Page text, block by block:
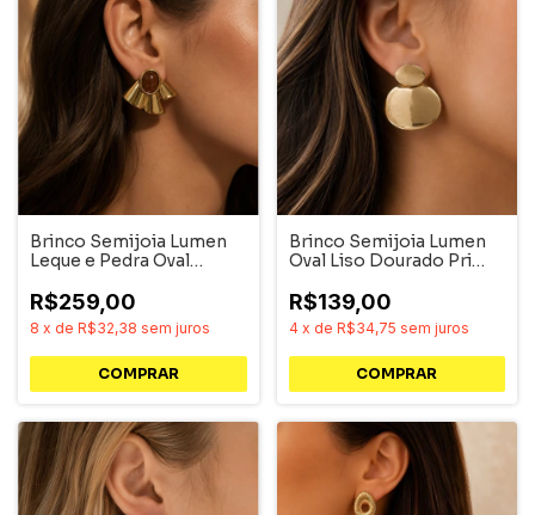
Brinco Semijoia Lumen
Leque e Pedra Oval
R$259,00
8 x de R$32,38 sem juros
COMPRAR
Brinco Semijoia Lumen
Oval Liso Dourado Pri
R$139,00
4 x de R$34,75 sem juros